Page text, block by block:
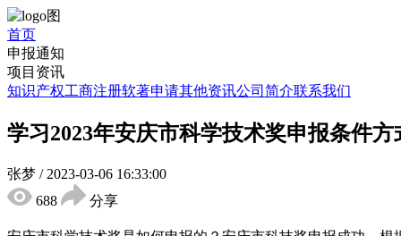
首页
申报通知
项目资讯
知识产权工商注册软著申请其他资讯公司简介联系我们
学习2023年安庆市科学技术奖申报条件
张梦 / 2023-03-06 16:33:00
688
分享